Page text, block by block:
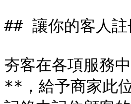
## 讓你的客人
夯客在各項服務
**，給予商家此